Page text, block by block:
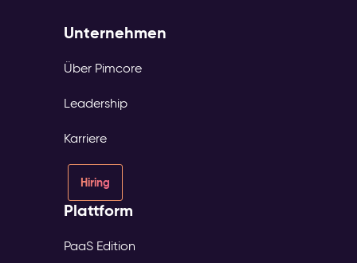
Unternehmen
Über Pimcore
Leadership
Karriere
Hiring
Plattform
PaaS Edition